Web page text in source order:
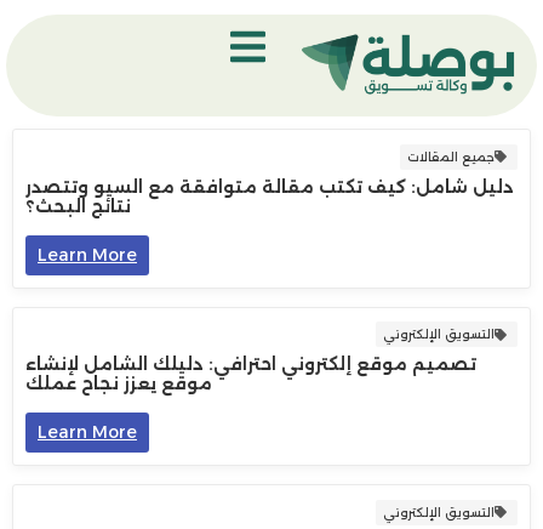
جميع المقالات
دليل شامل: كيف تكتب مقالة متوافقة مع السيو وتتصدر
نتائج البحث؟
Learn More
التسويق الإلكتروني
تصميم موقع إلكتروني احترافي: دليلك الشامل لإنشاء
موقع يعزز نجاح عملك
Learn More
التسويق الإلكتروني